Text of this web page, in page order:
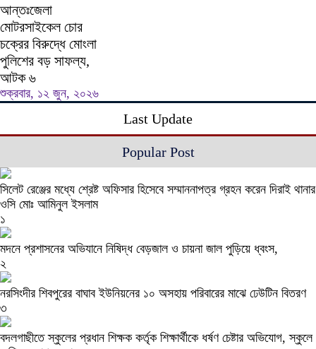
আন্তঃজেলা
মোটরসাইকেল চোর
চক্রের বিরুদ্ধে মোংলা
পুলিশের বড় সাফল্য,
আটক ৬
শুক্রবার, ১২ জুন, ২০২৬
Last Update
Popular Post
সিলেট রেঞ্জের মধ্যে শ্রেষ্ট অফিসার হিসেবে সম্মাননাপত্র গ্রহন করেন দিরাই থানার
ওসি মোঃ আমিনুল ইসলাম
১
মদনে প্রশাসনের অভিযানে নিষিদ্ধ বেড়জাল ও চায়না জাল পুড়িয়ে ধ্বংস,
২
নরসিংদীর শিবপুরের বাঘাব ইউনিয়নের ১০ অসহায় পরিবারের মাঝে ঢেউটিন বিতরণ
৩
বদলগাছীতে স্কুলের প্রধান শিক্ষক কর্তৃক শিক্ষার্থীকে ধর্ষণ চেষ্টার অভিযোগ, স্কুলে